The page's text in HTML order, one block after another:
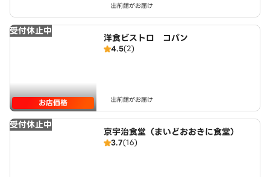
出前館がお届け
受付休止中
お店価格
洋食ビストロ コパン
4.5(2)
出前館がお届け
受付休止中
京宇治食堂（まいどおおきに食堂）
3.7(16)